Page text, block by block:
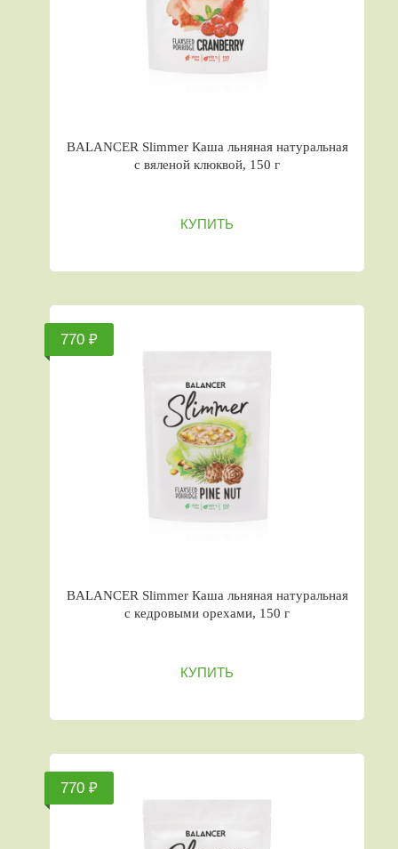
BALANCER Slimmer Каша льняная натуральная
с вяленой клюквой, 150 г
КУПИТЬ
770 ₽
BALANCER Slimmer Каша льняная натуральная
с кедровыми орехами, 150 г
КУПИТЬ
770 ₽